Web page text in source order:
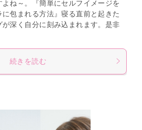
ね～。『簡単にセルフイメージを
に包まれる方法』寝る直前と起きた
深く自分に刻み込まれます。是非
続きを読む